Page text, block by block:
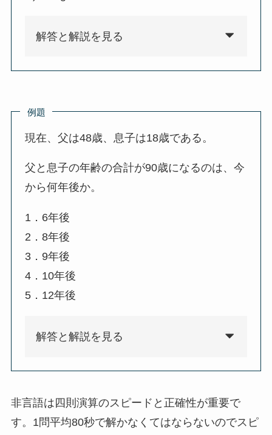
解答と解説を見る
例題
現在、父は48歳、息子は18歳である。
父と息子の年齢の合計が90歳になるのは、今
から何年後か。
1．6年後
2．8年後
3．9年後
4．10年後
5．12年後
解答と解説を見る
非言語は四則演算のスピードと正確性が重要で
す。1問平均80秒で解かなくてはならないのでスピ